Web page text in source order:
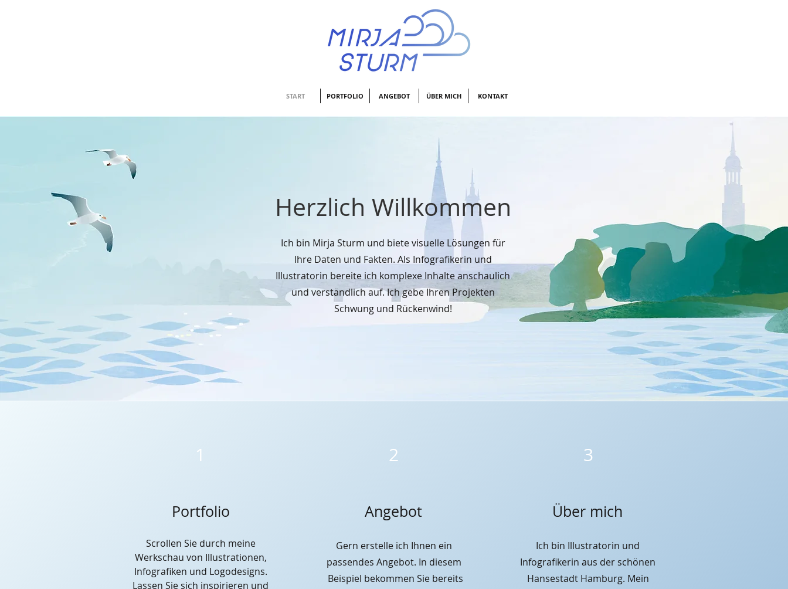
START PORTFOLIO ANGEBOT ÜBER MICH KONTAKT
Herzlich Willkommen
Ich bin Mirja Sturm und biete visuelle Lösungen für
Ihre Daten und Fakten. Als Infografikerin und
Illustratorin bereite ich komplexe Inhalte anschaulich
und verständlich auf. Ich gebe Ihren Projekten
Schwung und Rückenwind!
1
Portfolio
Scrollen Sie durch meine
Werkschau von Illustrationen,
Infografiken und Logodesigns.
Lassen Sie sich inspirieren und
2
Angebot
Gern erstelle ich Ihnen ein
passendes Angebot. In diesem
Beispiel bekommen Sie bereits
3
Über mich
Ich bin Illustratorin und
Infografikerin aus der schönen
Hansestadt Hamburg. Mein